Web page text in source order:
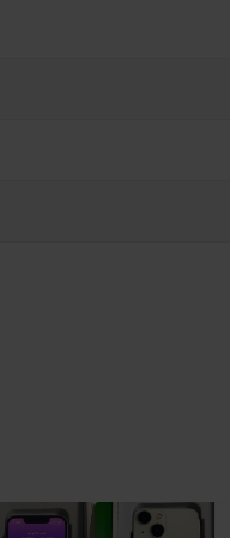
scăpate, arse, înțepate sau
de mergeți pe bicicletă și evitați